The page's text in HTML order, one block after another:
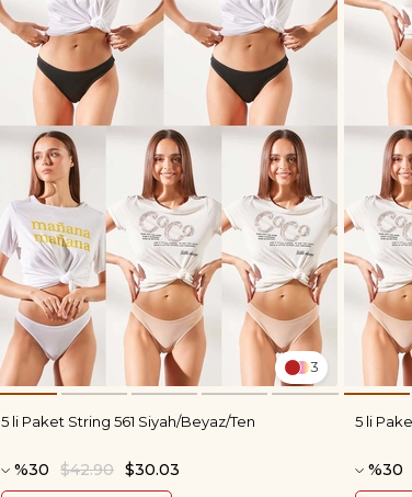
3
5 li Paket String 561 Siyah/Beyaz/Ten
%30 $30.03
$42.90
5 li
%30